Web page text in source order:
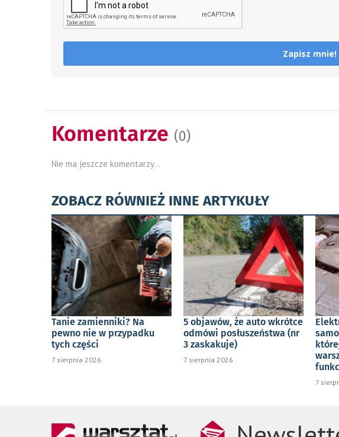
Zapisz mnie!
Komentarze (0)
Nie ma jeszcze komentarzy...
ZOBACZ RÓWNIEŻ INNE ARTYKUŁY
Tanie zamienniki? Na
pewno nie w przypadku
tych części
7 sierpnia 2026
5 objawów, że auto wkrótce
odmówi posłuszeństwa (nr
3 zaskakuje)
7 sierpnia 2026
7